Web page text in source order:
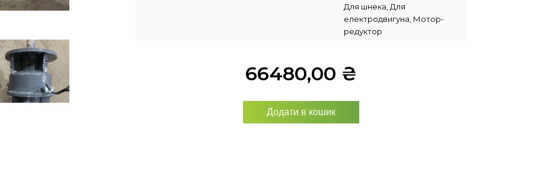
Для шнека, Для
електродвигуна, Мотор-
редуктор
66480,00 ₴
Додати в кошик